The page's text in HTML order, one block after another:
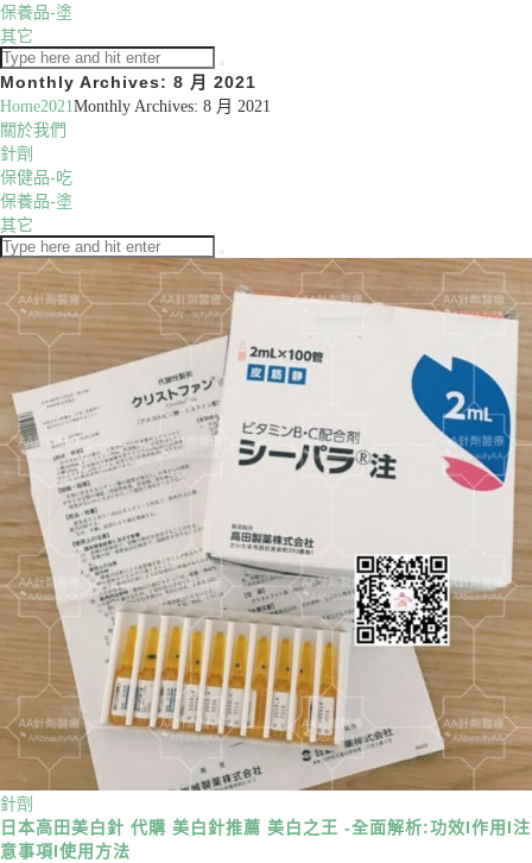
保養品-塗
其它
Monthly Archives: 8 月 2021
Home2021Monthly Archives: 8 月 2021
關於我們
針劑
保健品-吃
保養品-塗
其它
針劑
日本高田美白針 代購 美白針推薦 美白之王 -全面解析:功效I作用I注
意事項I使用方法